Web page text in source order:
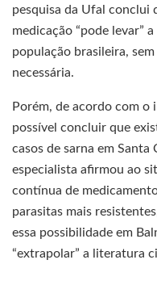
pesquisa da Ufal conclui
medicação “pode levar”
população brasileira,
necessária.
Porém, de acordo com
possível concluir que
casos de sarna em
especialista afirmou ao
contínua de
parasitas mais
essa possibilidade em
“extrapolar” a literatura